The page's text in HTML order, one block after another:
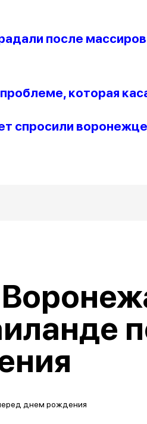
после
которая
спросили